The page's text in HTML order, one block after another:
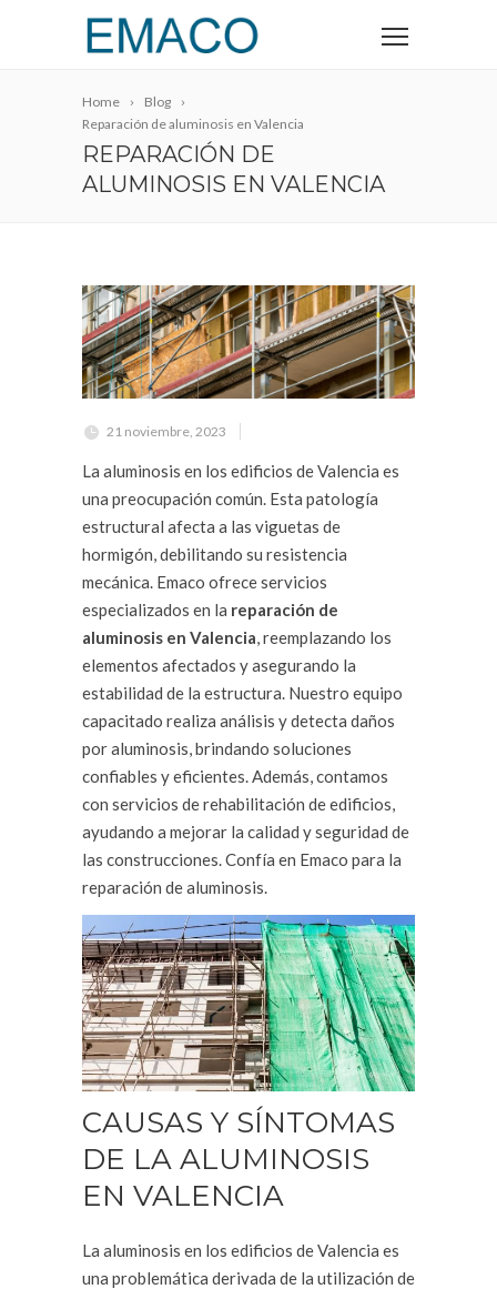
Home
Blog
Reparación de aluminosis en Valencia
REPARACIÓN DE
ALUMINOSIS EN VALENCIA
21 noviembre, 2023
La aluminosis en los edificios de Valencia es
una preocupación común. Esta patología
estructural afecta a las viguetas de
hormigón, debilitando su resistencia
mecánica. Emaco ofrece servicios
especializados en la reparación de
aluminosis en Valencia, reemplazando los
elementos afectados y asegurando la
estabilidad de la estructura. Nuestro equipo
capacitado realiza análisis y detecta daños
por aluminosis, brindando soluciones
confiables y eficientes. Además, contamos
con servicios de rehabilitación de edificios,
ayudando a mejorar la calidad y seguridad de
las construcciones. Confía en Emaco para la
reparación de aluminosis.
CAUSAS Y SÍNTOMAS
DE LA ALUMINOSIS
EN VALENCIA
La aluminosis en los edificios de Valencia es
una problemática derivada de la utilización de